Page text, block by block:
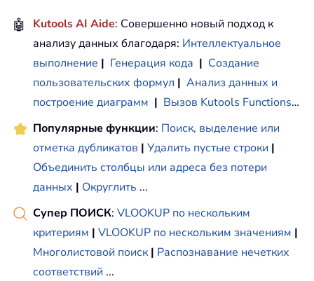
🤖 Kutools AI Aide: Совершенно новый подход к
анализу данных благодаря: Интеллектуальное
выполнение | Генерация кода | Создание
пользовательских формул | Анализ данных и
построение диаграмм | Вызов Kutools Functions…
Популярные функции: Поиск, выделение или
отметка дубликатов | Удалить пустые строки |
Объединить столбцы или адреса без потери
данных | Округлить ...
Супер ПОИСК: VLOOKUP по нескольким
критериям | VLOOKUP по нескольким значениям |
Многолистовой поиск | Распознавание нечетких
соответствий ...